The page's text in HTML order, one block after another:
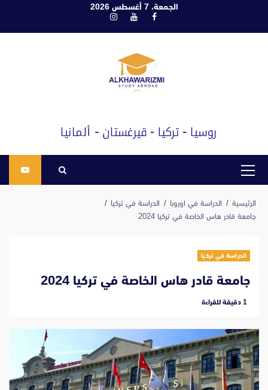
الجمعة، 7 أغسطس 2026
فيسبوكيوتيوبانستغرام
القائمة
الرئيسية الدراسة في اوروبا
الدراسة في تركيا
جامعة قادر هاس الخاصة في تركيا 2024
الدراسة في تركيا
جامعة قادر هاس الخاصة في تركيا 2024
‫1 دقيقة للقراءة